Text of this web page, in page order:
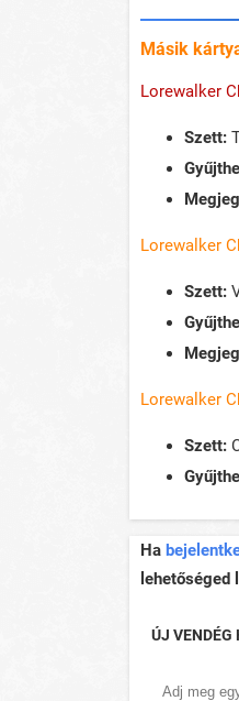
Másik
Lorewalker
Szett:
Lorewalker
Szett:
Lorewalker
Szett:
Ha
ÚJ VENDÉG